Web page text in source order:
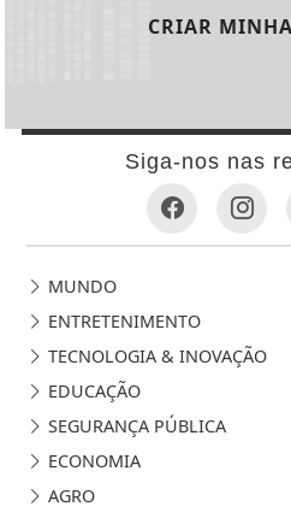
CRIAR
Siga-nos nas
MUNDO
ENTRETENIMENTO
TECNOLOGIA & INOVAÇÃO
EDUCAÇÃO
SEGURANÇA PÚBLICA
ECONOMIA
AGRO